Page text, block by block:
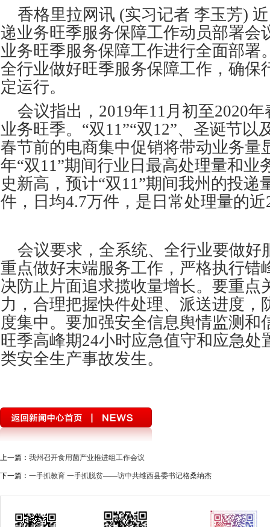
香格里拉网讯 (实习记者 李玉芳)
递业务旺季服务保障工作动员部署会
业务旺季服务保障工作进行全面部署
全行业做好旺季服务保障工作，确保
定运行。
会议指出，2019年11月初至2020
业务旺季。“双11”“双12”、圣诞节以
春节前的电商集中促销将带动业务量
年“双11”期间行业日最高处理量和业
史新高，预计“双11”期间我州的投递
件，日均4.7万件，是日常处理量的近
会议要求，全系统、全行业要做好
重点做好末端服务工作，严格执行错
决防止片面追求揽收量增长。要重点
力，合理把握快件处理、派送进度，
度集中。要加强安全信息舆情监测和
旺季高峰期24小时应急值守和应急处
类安全生产事故发生。
上一篇： 我州召开食用菌产业推进组工作会议
下一篇： 一手抓教育 一手抓脱贫——访中共维西县委书记格桑纳杰